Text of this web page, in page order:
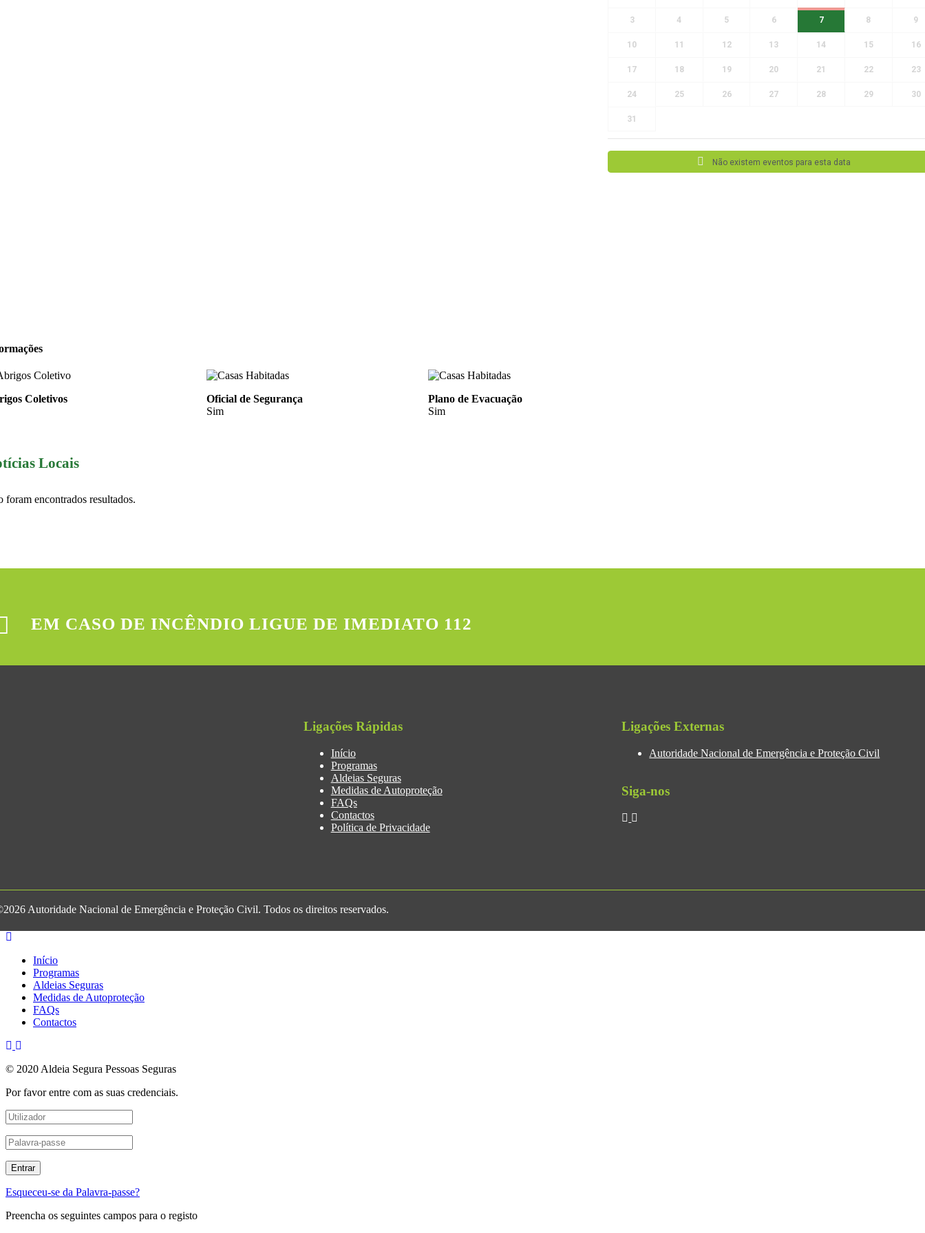
Coletivos
Oficial de Segurança
Sim
Plano de Evacuação
Sim
Locais
foram encontrados resultados.
3 4 5 6 7 8 9
10 11 12 13 14 15 16
17 18 19 20 21 22 23
24 25 26 27 28 29 30
31
Não existem eventos para esta data
EM CASO DE INCÊNDIO LIGUE DE IMEDIATO 112
Ligações Rápidas
Início
Programas
Aldeias Seguras
Medidas de Autoproteção
FAQs
Contactos
Política de Privacidade
Ligações Externas
Autoridade Nacional de Emergência e Proteção Civil
Siga-nos
Autoridade Nacional de Emergência e Proteção Civil. Todos os direitos reservados.
Início
Programas
Aldeias Seguras
Medidas de Autoproteção
FAQs
Contactos
© 2020 Aldeia Segura Pessoas Seguras
Por favor entre com as suas credenciais.
Esqueceu-se da Palavra-passe?
Preencha os seguintes campos para o registo